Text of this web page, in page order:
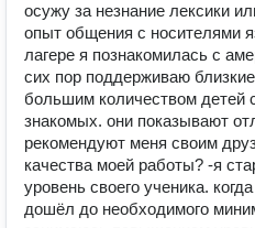
осужу за незнание лексики
опыт общения с носителями
лагере я познакомилась с
сих пор поддерживаю
большим количеством детей
знакомых. они показывают
рекомендуют меня своим
качества моей работы? -я
уровень своего ученика.
дошёл до необходимого